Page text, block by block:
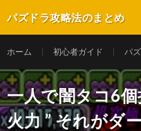
パズドラ攻略法のまとめ
ホーム 初心者ガイド パ
一人で闇タコ6
火力 ” それがダ